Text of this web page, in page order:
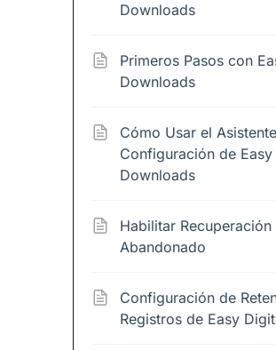
Downloads
Primeros Pasos con
Downloads
Cómo Usar el
Configuración de
Downloads
Habilitar
Abandonado
Configuración de
Registros de Easy